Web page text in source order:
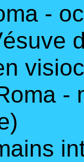
-
-